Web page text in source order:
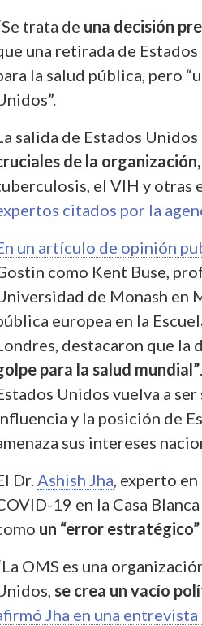
trata de una decisión
una retirada de
la salud pública, pero
salida de Estados
de la organización,
el VIH y otras
citados por la
un artículo de opinión
como Kent Buse,
de Monash en
europea en la
destacaron que la
para la salud mundial”
Unidos vuelva a
y la posición de
sus intereses
Dr. Ashish Jha , experto
19 en la Casa
un “error estratégico”
OMS es una
se crea un vacío
Jha en una